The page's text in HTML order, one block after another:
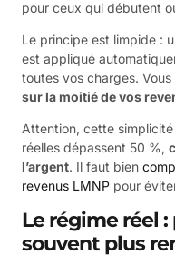
pour ceux qui débutent
Le principe est limpide :
est appliqué
toutes vos charges.
sur la moitié de vos
Attention, cette
réelles dépassent 50 %,
l’argent. Il faut bien
revenus LMNP pour
Le régime réel
souvent plus